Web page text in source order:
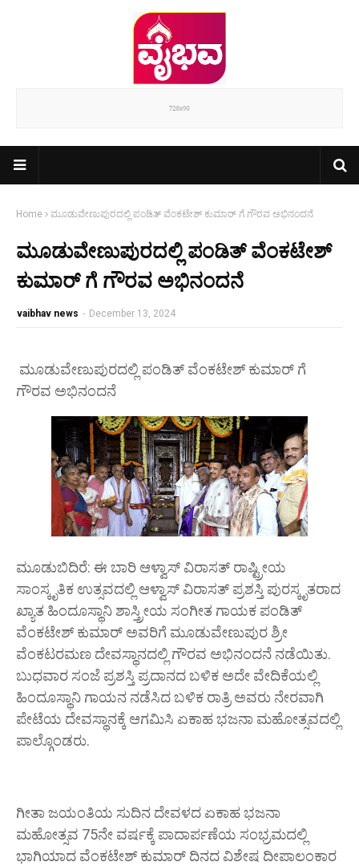
Home ಮೂಡುವೇಣುಪುರದಲ್ಲಿ ಪಂಡಿತ್ ವೆಂಕಟೇಶ್ ಕುಮಾರ್ ಗೆ ಗೌರವ ಅಭಿನಂದನೆ
ಮೂಡುವೇಣುಪುರದಲ್ಲಿ ಪಂಡಿತ್ ವೆಂಕಟೇಶ್
ಕುಮಾರ್ ಗೆ ಗೌರವ ಅಭಿನಂದನೆ
vaibhav news - December 13, 2024
ಮೂಡುವೇಣುಪುರದಲ್ಲಿ ಪಂಡಿತ್ ವೆಂಕಟೇಶ್ ಕುಮಾರ್ ಗೆ
ಗೌರವ ಅಭಿನಂದನೆ
ಮೂಡುಬಿದಿರೆ: ಈ ಬಾರಿ ಆಳ್ವಾಸ್ ವಿರಾಸತ್ ರಾಷ್ಟ್ರೀಯ
ಸಾಂಸ್ಕೃತಿಕ ಉತ್ಸವದಲ್ಲಿ ಆಳ್ವಾಸ್ ವಿರಾಸತ್ ಪ್ರಶಸ್ತಿ ಪುರಸ್ಕೃತರಾದ
ಖ್ಯಾತ ಹಿಂದೂಸ್ಥಾನಿ ಶಾಸ್ತ್ರೀಯ ಸಂಗೀತ ಗಾಯಕ ಪಂಡಿತ್
ವೆಂಕಟೇಶ್ ಕುಮಾರ್ ಅವರಿಗೆ ಮೂಡುವೇಣುಪುರ ಶ್ರೀ
ವೆಂಕಟರಮಣ ದೇವಸ್ಥಾನದಲ್ಲಿ ಗೌರವ ಅಭಿನಂದನೆ ನಡೆಯಿತು.
ಬುಧವಾರ ಸಂಜೆ ಪ್ರಶಸ್ತಿ ಪ್ರದಾನದ ಬಳಿಕ ಅದೇ ವೇದಿಕೆಯಲ್ಲಿ
ಹಿಂದೂಸ್ಥಾನಿ ಗಾಯನ ನಡೆಸಿದ ಬಳಿಕ ರಾತ್ರಿ ಅವರು ನೇರವಾಗಿ
ಪೇಟೆಯ ದೇವಸ್ಥಾನಕ್ಕೆ ಆಗಮಿಸಿ ಏಕಾಹ ಭಜನಾ ಮಹೋತ್ಸವದಲ್ಲಿ
ಪಾಲ್ಗೊಂಡರು.
ಗೀತಾ ಜಯಂತಿಯ ಸುದಿನ ದೇವಳದ ಏಕಾಹ ಭಜನಾ
ಮಹೋತ್ಸವ 75ನೇ ವರ್ಷಕ್ಕೆ ಪಾದಾರ್ಪಣೆಯ ಸಂಭ್ರಮದಲ್ಲಿ
ಭಾಗಿಯಾದ ವೆಂಕಟೇಶ್ ಕುಮಾರ್ ದಿನದ ವಿಶೇಷ ದೀಪಾಲಂಕಾರ